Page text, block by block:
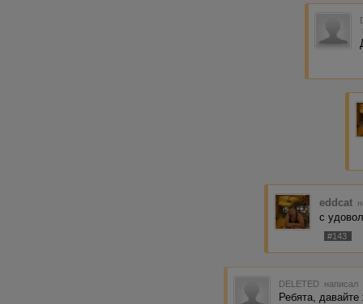
eddcat
с
#143
DELETED
Ребята,